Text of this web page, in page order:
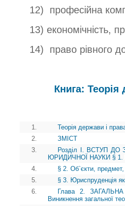
12) професійна
13) економічність,
14) право рівного
Книга:
1.
Теорія держави і
2.
ЗМІСТ
3.
Розділ І. ВСТУП
ЮРИДИЧНОЇ НАУКИ § 1.
4.
§ 2. Об`єкти,
5.
§ 3. Юриспруденція
6.
Глава 2.
Виникнення загальної